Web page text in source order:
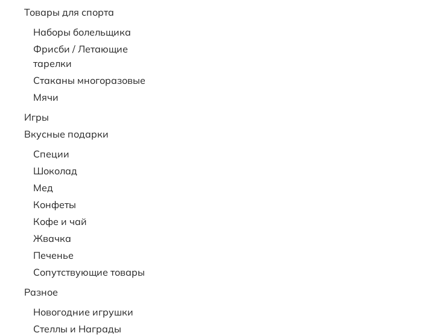
Товары для спорта
Наборы болельщика
Фрисби / Летающие
тарелки
Стаканы многоразовые
Мячи
Игры
Вкусные подарки
Специи
Шоколад
Мед
Конфеты
Кофе и чай
Жвачка
Печенье
Сопутствующие товары
Разное
Новогодние игрушки
Стеллы и Награды